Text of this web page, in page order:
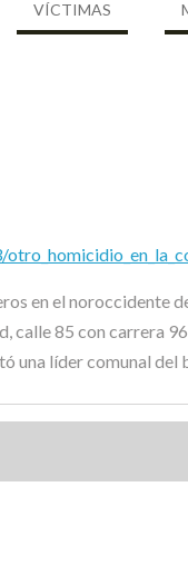
VÍCTIMAS
en el noroccidente
85 con carrera
una líder comunal del